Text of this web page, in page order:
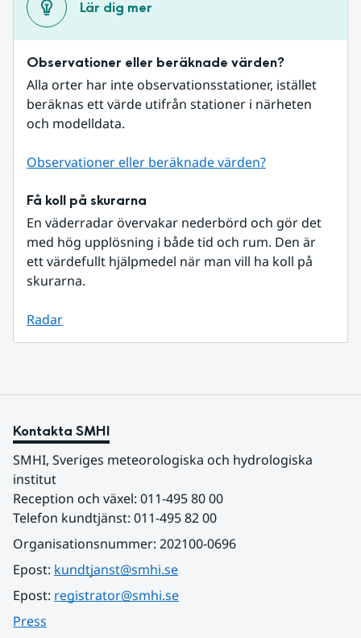
Lär dig mer
Observationer eller beräknade värden?
Alla orter har inte observationsstationer, istället
beräknas ett värde utifrån stationer i närheten
och modelldata.
Observationer eller beräknade värden?
Få koll på skurarna
En väderradar övervakar nederbörd och gör det
med hög upplösning i både tid och rum. Den är
ett värdefullt hjälpmedel när man vill ha koll på
skurarna.
Radar
Kontakta SMHI
SMHI, Sveriges meteorologiska och hydrologiska
institut
Reception och växel: 011-495 80 00
Telefon kundtjänst: 011-495 82 00
Organisationsnummer: 202100-0696
Epost: kundtjanst@smhi.se
Epost: registrator@smhi.se
Press